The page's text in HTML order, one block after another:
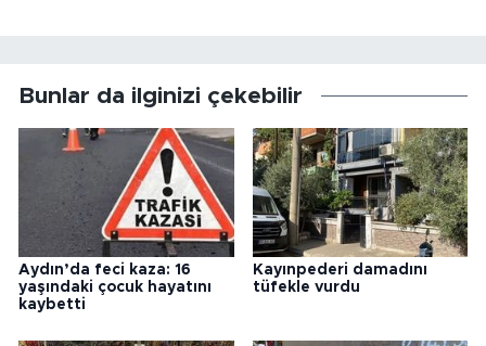
Bunlar da ilginizi çekebilir
Aydın’da feci kaza: 16
yaşındaki çocuk hayatını
kaybetti
Kayınpederi damadını
tüfekle vurdu